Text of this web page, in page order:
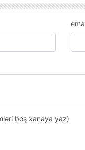
boş xanaya yaz)